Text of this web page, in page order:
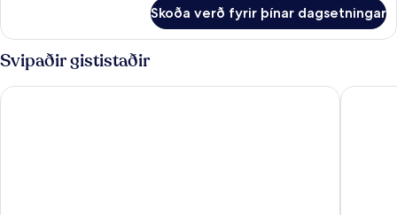
Twin
Room
Skoða verð fyrir þínar dagsetningar
Svipaðir gististaðir
Sunrise Hotel Sea